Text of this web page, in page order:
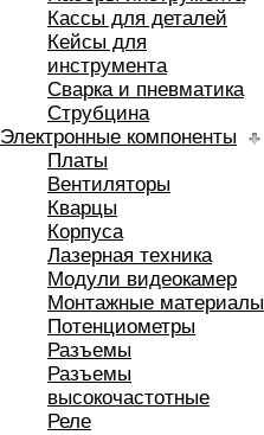
Кассы для деталей
Кейсы для
инструмента
Сварка и пневматика
Струбцина
Электронные компоненты
Платы
Вентиляторы
Кварцы
Корпуса
Лазерная техника
Модули видеокамер
Монтажные материалы
Потенциометры
Разъемы
Разъемы
высокочастотные
Реле